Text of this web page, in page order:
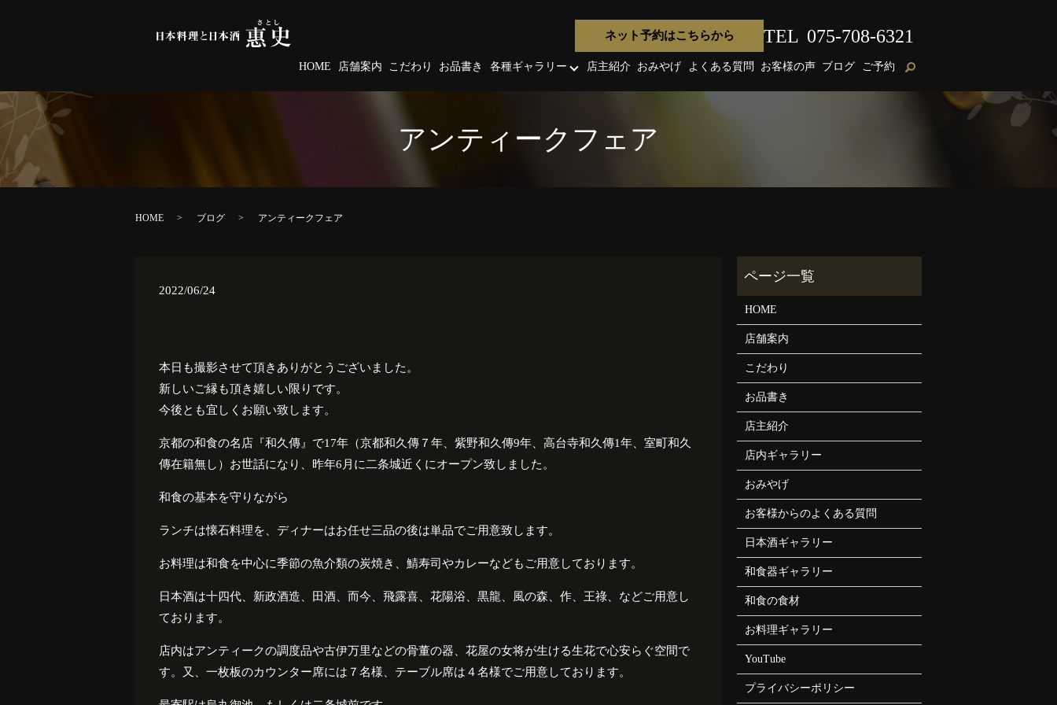
HOME 店舗案内 こだわり お品書き 各種ギャラリー 店主紹介 おみやげ よくある質問 お客様の声 ブログ ご予約
ネット予約はこちらから TEL 075-708-6321
アンティークフェア
HOME ブログ アンティークフェア
2022/06/24
本日も撮影させて頂きありがとうございました。
新しいご縁も頂き嬉しい限りです。
今後とも宜しくお願い致します。
京都の和食の名店『和久傳』で17年（京都和久傳７年、紫野和久傳9年、高台寺和久傳1年、室町和久
傳在籍無し）お世話になり、昨年6 月に二条城近くにオープン致しました。
和食の基本を守りながら
ランチは懐石料理を、ディナーはお任せ三品の後は単品でご用意致します。
お料理は和食を中心に季節の魚介類の炭焼き、鯖寿司やカレーなどもご用意しております。
日本酒は十四代、新政酒造、田酒、而今、飛露喜、花陽浴、黒龍、風の森、作、王祿、などご用意し
ております。
店内はアンティークの調度品や古伊万里などの骨董の器、花屋の女将が生ける生花で心安らぐ空間で
す。又、一枚板のカウンター席には７名様、テーブル席は４名様でご用意しております。
HOME
店舗案内
こだわり
お品書き
店主紹介
店内ギャラリー
おみやげ
お客様からのよくある質問
日本酒ギャラリー
和食器ギャラリー
和食の食材
お料理ギャラリー
YouTube
プライバシーポリシー